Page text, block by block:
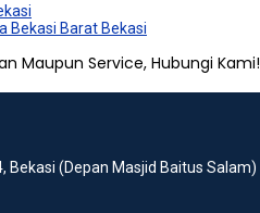
Bekasi Barat Bekasi
Maupun Service, Hubungi Kami!
Bekasi (Depan Masjid Baitus Salam)